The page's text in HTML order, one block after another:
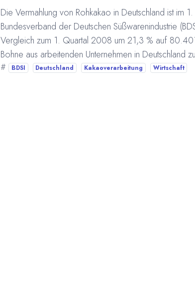
Die Vermahlung von Rohkakao in Deutschland ist im
Bundesverband der Deutschen Süßwarenindustrie
Vergleich zum 1. Quartal 2008 um 21,3 % auf
Bohne aus arbeitenden Unternehmen in Deutschland
# BDSI Deutschland Kakaoverarbeitung Wirtschaft